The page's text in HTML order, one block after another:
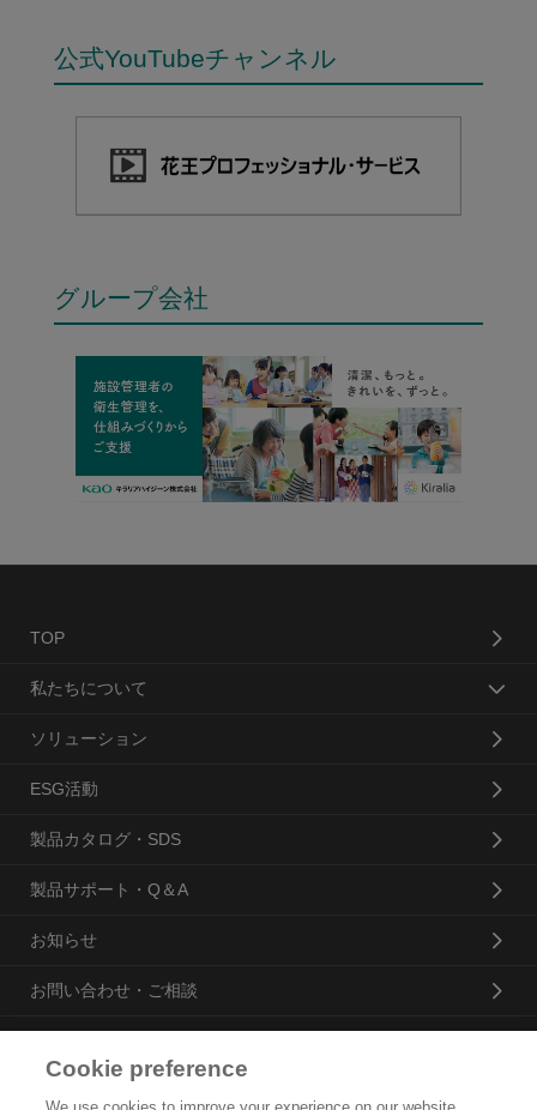
公式YouTubeチャンネル
グループ会社
TOP
私たちについて
ソリューション
ESG活動
製品カタログ・SDS
製品サポート・Q＆A
お知らせ
お問い合わせ・ご相談
Cookie preference